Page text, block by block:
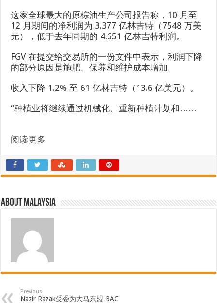
这家全球最大的原棕油生产公司报告称，10 月至
12 月期间的净利润为 3.377 亿林吉特（7548 万美
元），低于去年同期的 4.651 亿林吉特利润。
FGV 在提交给交易所的一份文件中表示，利润下降
的部分原因是施肥、保养和维护成本增加。
收入下降 1.2% 至 61 亿林吉特（13.6 亿美元）。
“种植业将继续通过机械化、重新种植计划和……
阅读更多
About Malaysia
Previous
Nazir Razak受委为大马东盟-BAC